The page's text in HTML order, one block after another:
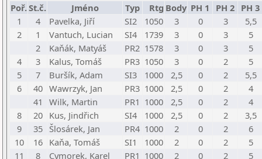
Poř.St.č. Jméno Typ Rtg Body PH 1 PH 2 PH 3
1
4 Pavelka, Jiří SI2 1050 3 0 3
5,5
2
1 Vantuch, Lucian SI4 1739 3 0 3
5
2
Kaňák, Matyáš PR2 1578 3 0 3
5
4
3 Kalus, Tomáš PR3 1050 3 0 2
5
5
7 Buršík, Adam SI3 1000 2,5 0 2
5,5
6
40 Wawrzyk, Jan PR3 1000 2,5 0 2
4
41
Wilk, Martin PR1 1000 2,5 0 2
4
8
20 Kus, Jindřich SI4 1000 2,5 0 2
3,5
9
35 Šlosárek, Jan PR4 1000 2 0 2
6
10
16 Kaňa, Tomáš SI1 1000 2 0 2
5
11
8 Cymorek, Karel PR1 1000 2 0 2
5